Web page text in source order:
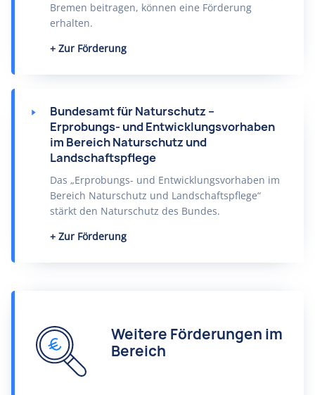
Bremen beitragen, können eine Förderung
erhalten.
Zur Förderung
Bundesamt für Naturschutz –
Erprobungs- und Entwicklungsvorhaben
im Bereich Naturschutz und
Landschaftspflege
Das „Erprobungs- und Entwicklungsvorhaben im
Bereich Naturschutz und Landschaftspflege“
stärkt den Naturschutz des Bundes.
Zur Förderung
Weitere Förderungen im
Bereich